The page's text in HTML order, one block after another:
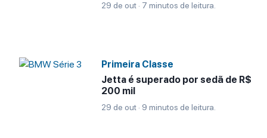
29 de out · 7 minutos de leitura.
Primeira Classe
Jetta é superado por sedã de R$
200 mil
29 de out · 9 minutos de leitura.